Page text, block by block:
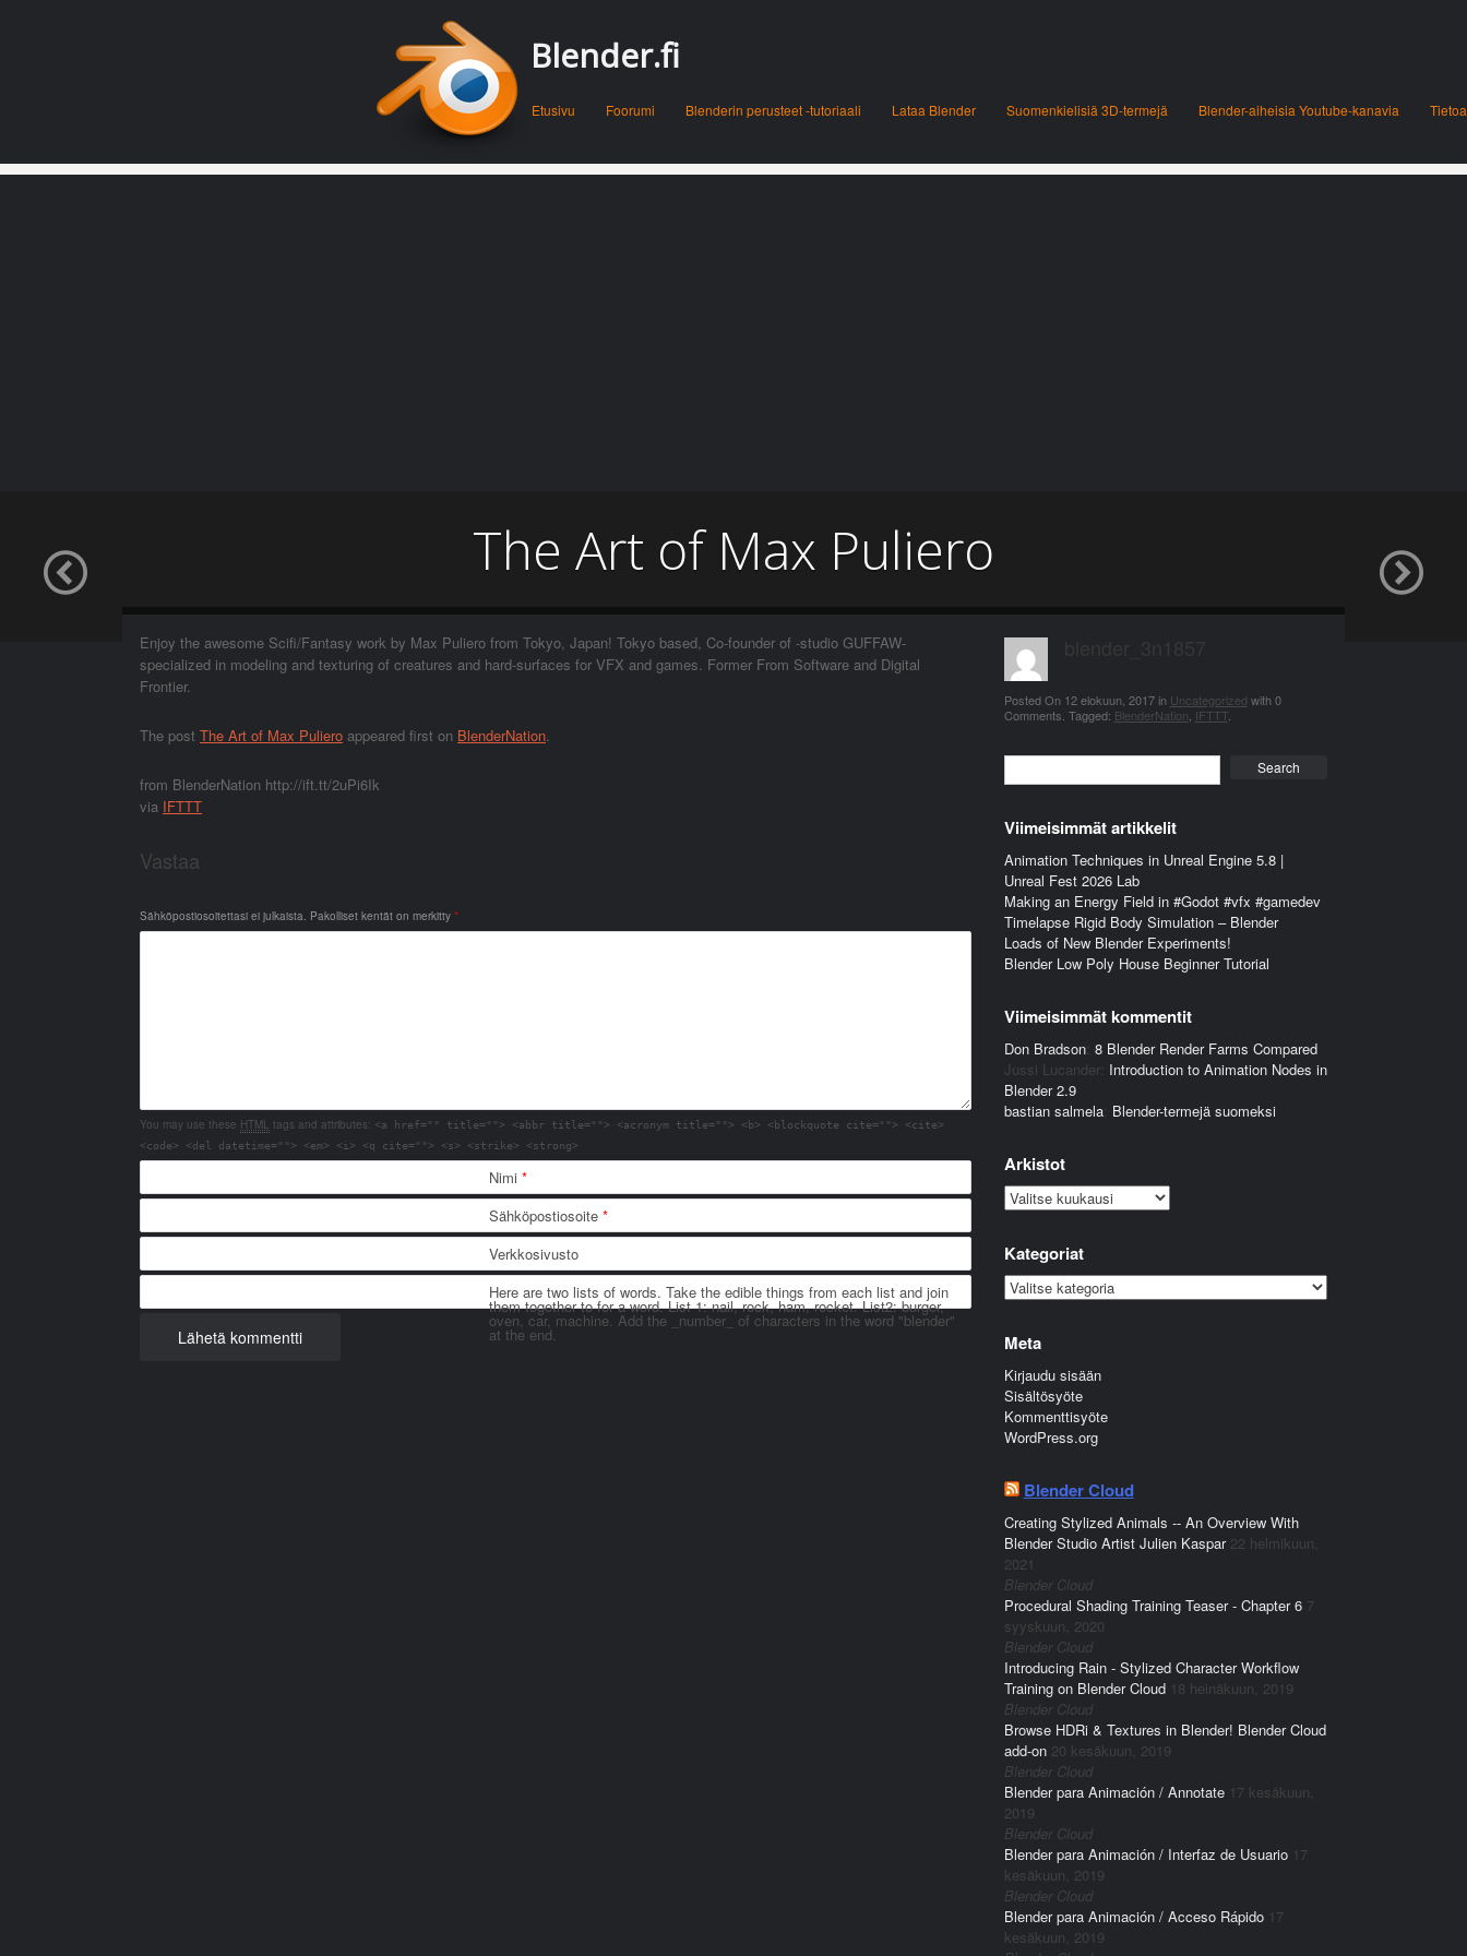
Blender.fi
Etusivu Foorumi Blenderin perusteet -tutoriaali Lataa Blender Suomenkielisiä 3D-termejä Blender-aiheisia Youtube-kanavia Tietoa
The Art of Max Puliero
Enjoy the awesome Scifi/Fantasy work by Max Puliero from Tokyo, Japan! Tokyo based, Co-founder of -studio GUFFAW-
specialized in modeling and texturing of creatures and hard-surfaces for VFX and games. Former From Software and Digital
Frontier.
The post The Art of Max Puliero appeared first on BlenderNation.
from BlenderNation http://ift.tt/2uPi6Ik
via IFTTT
Vastaa
Sähköpostiosoitettasi ei julkaista. Pakolliset kentät on merkitty *
You may use these HTML tags and attributes: <a href="" title=""> <abbr title=""> <acronym title=""> <b> <blockquote cite=""> <cite>
<code> <del datetime=""> <em> <i> <q cite=""> <s> <strike> <strong>
Nimi *
Sähköpostiosoite *
Verkkosivusto
Here are two lists of words. Take the edible things from each list and join
them together to for a word. List 1: nail, rock, ham, rocket. List2: burger,
oven, car, machine. Add the _number_ of characters in the word "blender"
at the end.
Posted On 12 elokuun, 2017 in Uncategorized with0
Comments Tagged: BlenderNation IFTTT.
Viimeisimmät artikkelit
Animation Techniques in Unreal Engine 5.8 |
Unreal Fest 2026 Lab
Making an Energy Field in #Godot #vfx #gamedev
Timelapse Rigid Body Simulation – Blender
Loads of New Blender Experiments!
Blender Low Poly House Beginner Tutorial
Viimeisimmät kommentit
Don Bradson: 8 Blender Render Farms Compared
Jussi Lucander: Introduction to Animation Nodes in
Blender 2.9
bastian salmela: Blender-termejä suomeksi
Arkistot
Arkistot
Kategoriat
Kategoriat
Meta
Kirjaudu sisään
Sisältösyöte
Kommenttisyöte
WordPress.org
Blender Cloud
Creating Stylized Animals -- An Overview With
Blender Studio Artist Julien Kaspar 22 helmikuun,
2021
Blender Cloud
Procedural Shading Training Teaser - Chapter 6 7
syyskuun, 2020
Blender Cloud
Introducing Rain - Stylized Character Workflow
Training on Blender Cloud 18 heinäkuun, 2019
Blender Cloud
Browse HDRi & Textures in Blender! Blender Cloud
add-on 20 kesäkuun, 2019
Blender Cloud
Blender para Animación / Annotate 17 kesäkuun,
2019
Blender Cloud
Blender para Animación / Interfaz de Usuario 17
kesäkuun, 2019
Blender Cloud
Blender para Animación / Acceso Rápido 17
kesäkuun, 2019